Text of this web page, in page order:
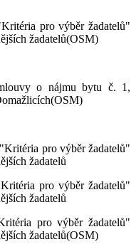
pro výběr žadatelů"
žadatelů(OSM)
o nájmu bytu č. 1,
pro výběr žadatelů"
žadatelů
pro výběr žadatelů"
žadatelů
pro výběr žadatelů"
žadatelů(OSM)